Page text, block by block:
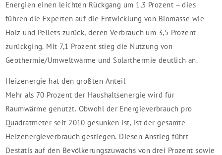
Energien einen leichten Rückgang um 1,3 Prozent – dies
führen die Experten auf die Entwicklung von Biomasse wie
Holz und Pellets zurück, deren Verbrauch um 3,5 Prozent
zurückging. Mit 7,1 Prozent stieg die Nutzung von
Geothermie/Umweltwärme und Solarthermie deutlich an.
Heizenergie hat den größten Anteil
Mehr als 70 Prozent der Haushaltsenergie wird für
Raumwärme genutzt. Obwohl der Energieverbrauch pro
Quadratmeter seit 2010 gesunken ist, ist der gesamte
Heizenergieverbrauch gestiegen. Diesen Anstieg führt
Destatis auf den Bevölkerungszuwachs von drei Prozent sowie